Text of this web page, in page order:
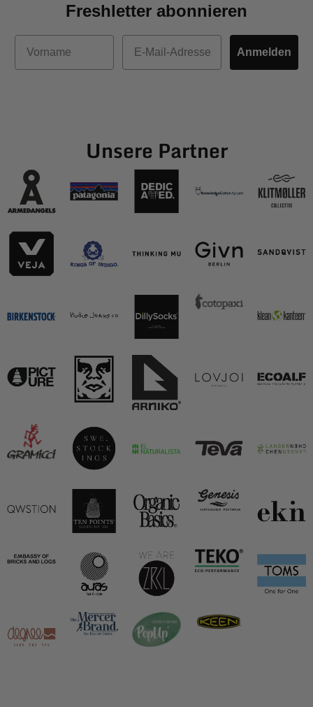
Freshletter abonnieren
Vorname
E-Mail
Anmelden
Unsere Partner